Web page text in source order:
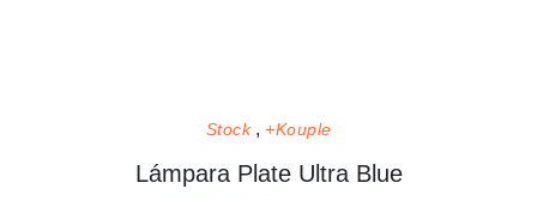
Stock +Kouple
Lámpara Plate Ultra Blue